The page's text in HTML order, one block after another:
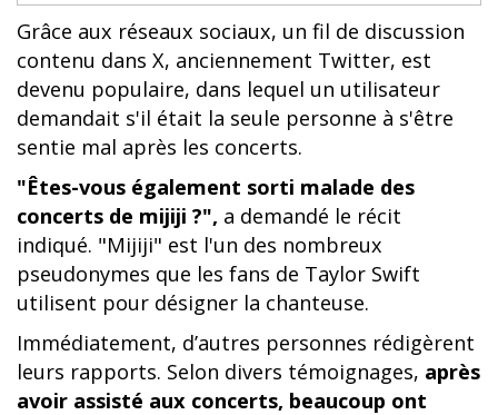
Grâce aux réseaux sociaux, un fil de discussion
contenu dans X, anciennement Twitter, est
devenu populaire, dans lequel un utilisateur
demandait s'il était la seule personne à s'être
sentie mal après les concerts.
"Êtes-vous également sorti malade des
concerts de mijiji ?", a demandé le récit
indiqué. "Mijiji" est l'un des nombreux
pseudonymes que les fans de Taylor Swift
utilisent pour désigner la chanteuse.
Immédiatement, d’autres personnes rédigèrent
leurs rapports. Selon divers témoignages, après
avoir assisté aux concerts, beaucoup ont